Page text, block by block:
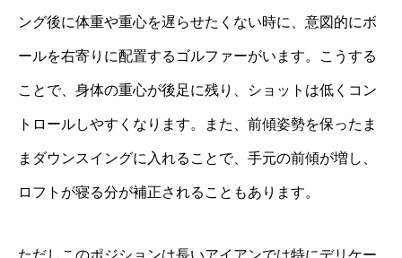
ング後に体重や重心を遅らせたくない時に、意図的にボ
ールを右寄りに配置するゴルファーがいます。こうする
ことで、身体の重心が後足に残り、ショットは低くコン
トロールしやすくなります。また、前傾姿勢を保ったま
まダウンスイングに入れることで、手元の前傾が増し、
ロフトが寝る分が補正されることもあります。
ただしこのポジションは長いアイアンでは特にデリケー